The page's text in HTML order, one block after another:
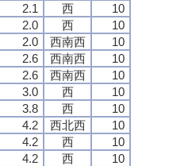
2.1 西
10
2.0 西
10
2.0 西南西
10
2.6 西南西
10
2.6 西南西
10
3.0 西
10
3.8 西
10
4.2 西北西
10
4.2 西
10
4.2 西
10